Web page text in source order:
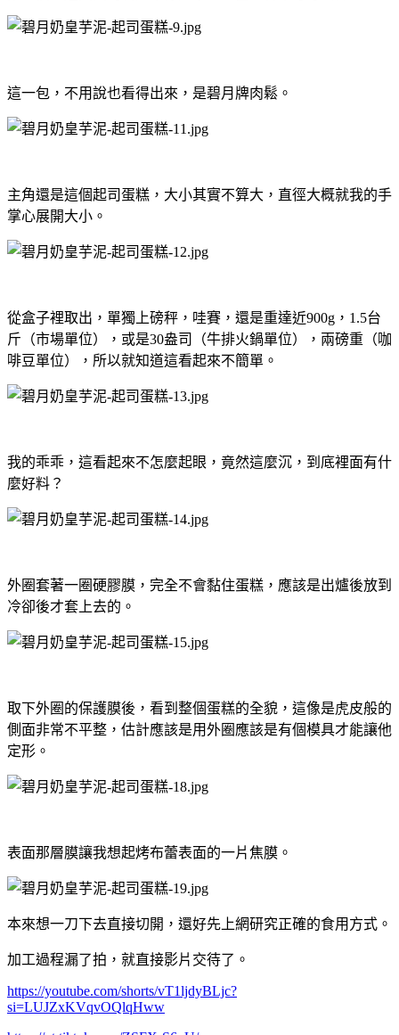
這一包，不用說也看得出來，是碧月牌肉鬆。
主角還是這個起司蛋糕，大小其實不算大，直徑大概就我的手
掌心展開大小。
從盒子裡取出，單獨上磅秤，哇賽，還是重達近900g，1.5台
斤（市場單位），或是30盎司（牛排火鍋單位），兩磅重（咖
啡豆單位），所以就知道這看起來不簡單。
我的乖乖，這看起來不怎麼起眼，竟然這麼沉，到底裡面有什
麼好料？
外圈套著一圈硬膠膜，完全不會黏住蛋糕，應該是出爐後放到
冷卻後才套上去的。
取下外圈的保護膜後，看到整個蛋糕的全貌，這像是虎皮般的
側面非常不平整，估計應該是用外圈應該是有個模具才能讓他
定形。
表面那層膜讓我想起烤布蕾表面的一片焦膜。
本來想一刀下去直接切開，還好先上網研究正確的食用方式。
加工過程漏了拍，就直接影片交待了。
https://youtube.com/shorts/vT1ljdyBLjc?
si=LUJZxKVqvOQlqHww